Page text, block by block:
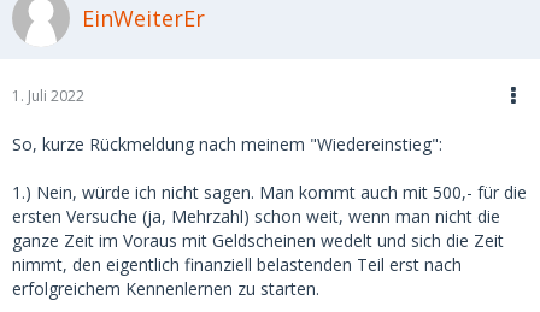
EinWeiterEr
1. Juli 2022
So, kurze Rückmeldung nach meinem "Wiedereinstieg":
1.) Nein, würde ich nicht sagen. Man kommt auch mit 500,- für die
ersten Versuche (ja, Mehrzahl) schon weit, wenn man nicht die
ganze Zeit im Voraus mit Geldscheinen wedelt und sich die Zeit
nimmt, den eigentlich finanziell belastenden Teil erst nach
erfolgreichem Kennenlernen zu starten.